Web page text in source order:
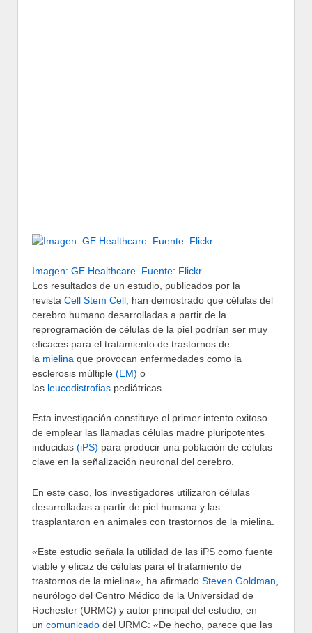
Imagen: GE Healthcare. Fuente: Flickr.
Los resultados de un estudio, publicados por la
revista Cell Stem Cell , han demostrado que células del
cerebro humano desarrolladas a partir de la
reprogramación de células de la piel podrían ser muy
eficaces para el tratamiento de trastornos de
la mielina que provocan enfermedades como la
esclerosis múltiple (EM) o
las leucodistrofias pediátricas.
Esta investigación constituye el primer intento exitoso
de emplear las llamadas células madre pluripotentes
inducidas (iPS) para producir una población de células
clave en la señalización neuronal del cerebro.
En este caso, los investigadores utilizaron células
desarrolladas a partir de piel humana y las
trasplantaron en animales con trastornos de la mielina.
«Este estudio señala la utilidad de las iPS como fuente
viable y eficaz de células para el tratamiento de
trastornos de la mielina», ha afirmado Steven Goldman
neurólogo del Centro Médico de la Universidad de
Rochester (URMC) y autor principal del estudio, en
un comunicado del URMC: «De hecho, parece que las